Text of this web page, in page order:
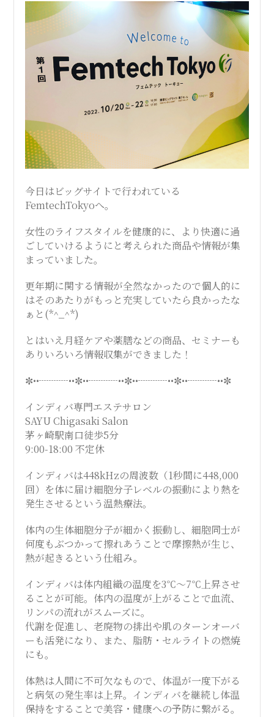
今日はビッグサイトで行われている
FemtechTokyoへ。
女性のライフスタイルを健康的に、より快適に過
ごしていけるようにと考えられた商品や情報が集
まっていました。
更年期に関する情報が全然なかったので個人的に
はそのあたりがもっと充実していたら良かったな
ぁと(*^_^*)
とはいえ月経ケアや薬膳などの商品、セミナーも
ありいろいろ情報収集ができました！
✼••┈┈┈••✼••┈┈┈••✼••┈┈┈••✼••┈┈┈••✼
インディバ専門エステサロン
SAYU Chigasaki Salon
茅ヶ崎駅南口徒歩5分
9:00-18:00 不定休
インディバは448kHzの周波数（1秒間に448,000
回）を体に届け細胞分子レベルの振動により熱を
発生させるという温熱療法。
体内の生体細胞分子が細かく振動し、細胞同士が
何度もぶつかって擦れあうことで摩擦熱が生じ、
熱が起きるという仕組み。
インディバは体内組織の温度を3℃～7℃上昇させ
ることが可能。体内の温度が上がることで血流、
リンパの流れがスムーズに。
代謝を促進し、老廃物の排出や肌のターンオーバ
ーも活発になり、また、脂肪・セルライトの燃焼
にも。
体熱は人間に不可欠なもので、体温が一度下がる
と病気の発生率は上昇。インディバを継続し体温
保持をすることで美容・健康への予防に繋がる。